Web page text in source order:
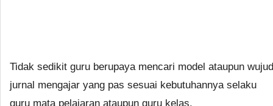
Tidak sedikit guru berupaya mencari model ataupun wujud
jurnal mengajar yang pas sesuai kebutuhannya selaku
guru mata pelajaran ataupun guru kelas.